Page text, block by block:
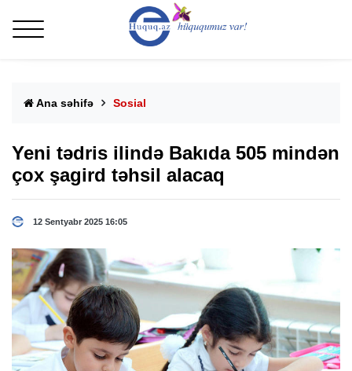
Ana səhifə Sosial
Yeni tədris ilində Bakıda 505 mindən
çox şagird təhsil alacaq
12 Sentyabr 2025 16:05